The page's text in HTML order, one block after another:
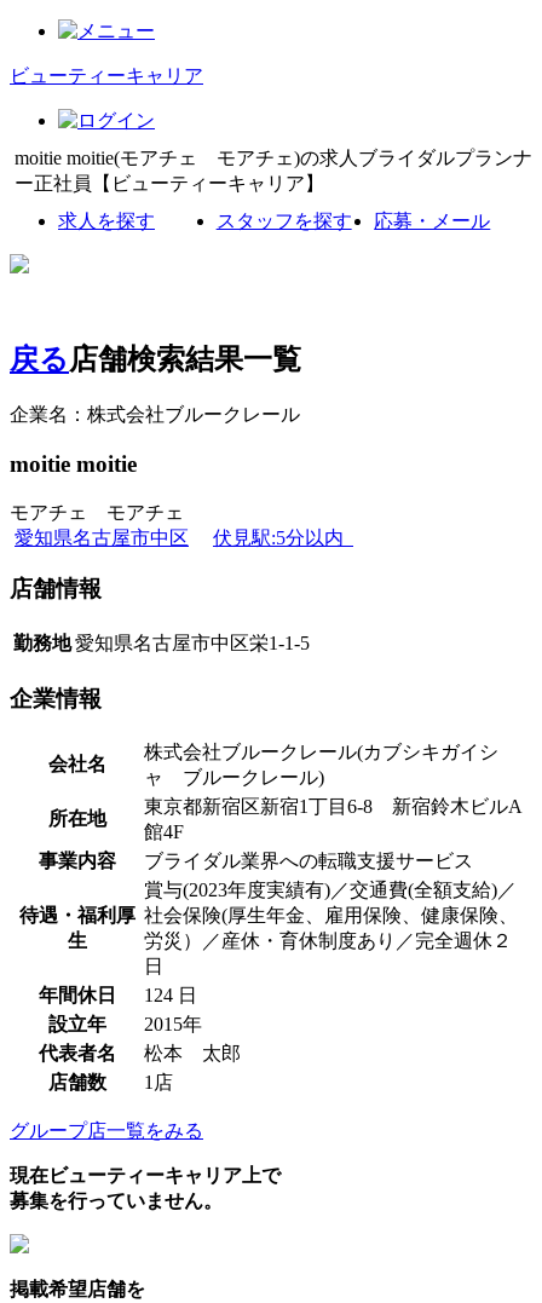
ビューティーキャリア
moitie moitie(モアチェ モアチェ)の求人ブライダルプランナ
ー正社員【ビューティーキャリア】
求人を探す
スタッフを探す 応募・メール
戻る店舗検索結果一覧
企業名：株式会社ブルークレール
moitie moitie
モアチェ モアチェ
愛知県名古屋市中区
伏見駅:5分以内
店舗情報
勤務地愛知県名古屋市中区栄1-1-5
企業情報
会社名
株式会社ブルークレール(カブシキガイシ
ャ ブルークレール)
所在地
東京都新宿区新宿1丁目6-8 新宿鈴木ビルA
館4F
事業内容
ブライダル業界への転職支援サービス
待遇・福利厚
生
賞与(2023年度実績有)／交通費(全額支給)／
社会保険(厚生年金、雇用保険、健康保険、
労災）／産休・育休制度あり／完全週休２
日
年間休日
124 日
設立年
2015年
代表者名
松本 太郎
店舗数
1店
グループ店一覧をみる
現在ビューティーキャリア上で
募集を行っていません。
掲載希望店舗を